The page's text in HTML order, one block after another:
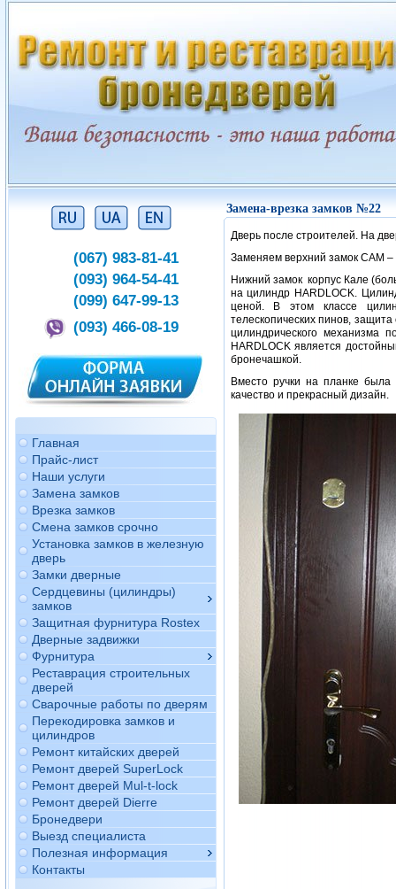
(067) 983-81-41
(093) 964-54-41
(099) 647-99-13
(093) 466-08-19
Главная
Прайс-лист
Наши услуги
Замена замков
Врезка замков
Смена замков срочно
Установка замков в железную
дверь
Замки дверные
Сердцевины (цилиндры)
замков
Защитная фурнитура Rostex
Дверные задвижки
Фурнитура
Реставрация строительных
дверей
Сварочные работы по дверям
Перекодировка замков и
цилиндров
Ремонт китайских дверей
Ремонт дверей SuperLock
Ремонт дверей Mul-t-lock
Ремонт дверей Dierre
Бронедвери
Выезд специалиста
Полезная информация
Контакты
Замена-врезка замков №22
Дверь после строителей. На
Заменяем верхний замок САМ –
Нижний замок корпус Кале
на цилиндр HARDLOCK.
ценой. В этом классе
телескопических пинов,
цилиндрического
HARDLOCK является
бронечашкой.
Вместо ручки на планке
качество и прекрасный дизайн.